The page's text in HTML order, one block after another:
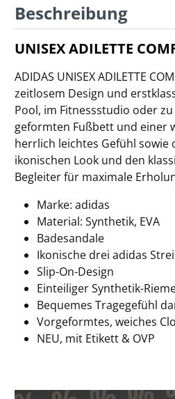
Beschreibung
UNISEX ADILETTE
ADIDAS UNISEX ADILETTE
zeitlosem Design und
Pool, im Fitnessstudio oder
geformten Fußbett und einer
herrlich leichtes Gefühl
ikonischen Look und den
Begleiter für maximale
Marke: adidas
Material: Synthetik, EVA
Badesandale
Ikonische drei adidas
Slip-On-Design
Einteiliger Synthetik-
Bequemes Tragegefühl
Vorgeformtes, weiches
NEU, mit Etikett & OVP